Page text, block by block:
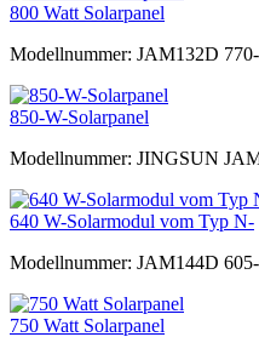
800 Watt Solarpanel
Modellnummer: JAM132D
850-W-Solarpanel
Modellnummer: JINGSUN
640 W-Solarmodul vom Typ N-
Modellnummer: JAM144D
750 Watt Solarpanel